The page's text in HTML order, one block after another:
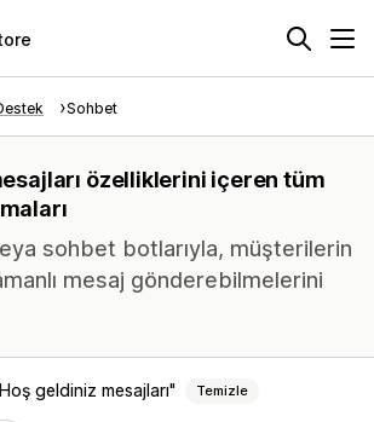
Sohbet
özelliklerini içeren tüm
sohbet botlarıyla, müşterilerin
mesaj gönderebilmelerini
Hoş geldiniz mesajları Temizle